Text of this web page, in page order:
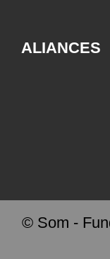
ALIANCES
© Som -